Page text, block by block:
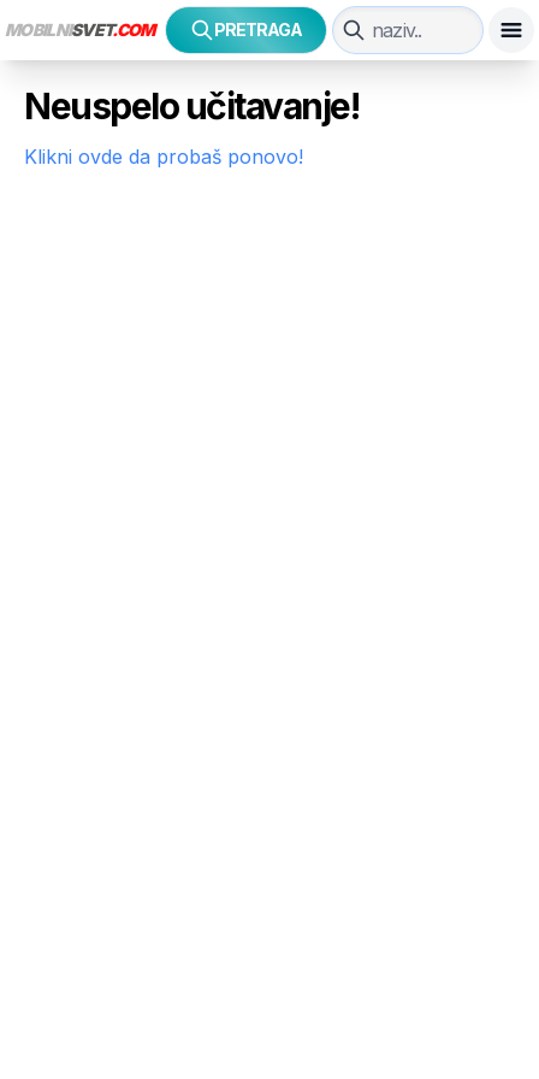
MOBILNISVET.COM PRETRAGA
Neuspelo učitavanje!
Klikni ovde da probaš ponovo!